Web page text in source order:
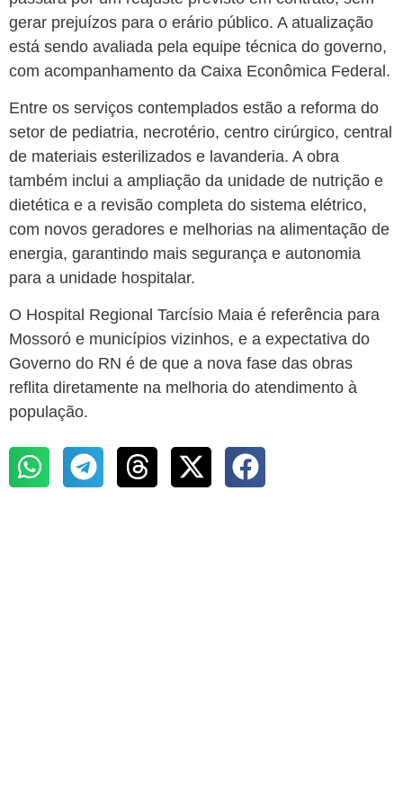
gerar prejuízos para o erário público. A atualização
está sendo avaliada pela equipe técnica do governo,
com acompanhamento da Caixa Econômica Federal.
Entre os serviços contemplados estão a reforma do
setor de pediatria, necrotério, centro cirúrgico, central
de materiais esterilizados e lavanderia. A obra
também inclui a ampliação da unidade de nutrição e
dietética e a revisão completa do sistema elétrico,
com novos geradores e melhorias na alimentação de
energia, garantindo mais segurança e autonomia
para a unidade hospitalar.
O Hospital Regional Tarcísio Maia é referência para
Mossoró e municípios vizinhos, e a expectativa do
Governo do RN é de que a nova fase das obras
reflita diretamente na melhoria do atendimento à
população.